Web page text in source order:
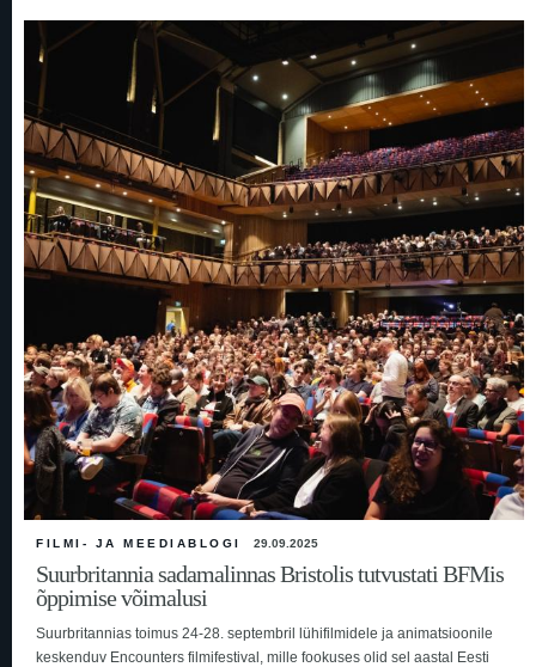
FILMI- JA MEEDIABLOGI 29.09.2025
Suurbritannia sadamalinnas Bristolis tutvustati BFMis
õppimise võimalusi
Suurbritannias toimus 24-28. septembril lühifilmidele ja animatsioonile
keskenduv Encounters filmifestival, mille fookuses olid sel aastal Eesti